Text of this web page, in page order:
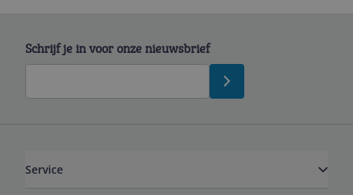
Schrijf je in voor onze nieuwsbrief
Service